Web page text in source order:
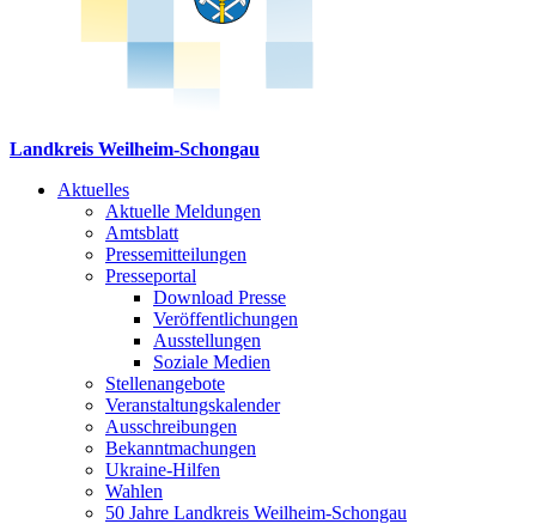
Landkreis Weilheim-Schongau
Aktuelles
Aktuelle Meldungen
Amtsblatt
Pressemitteilungen
Presseportal
Download Presse
Veröffentlichungen
Ausstellungen
Soziale Medien
Stellenangebote
Veranstaltungskalender
Ausschreibungen
Bekanntmachungen
Ukraine-Hilfen
Wahlen
50 Jahre Landkreis Weilheim-Schongau